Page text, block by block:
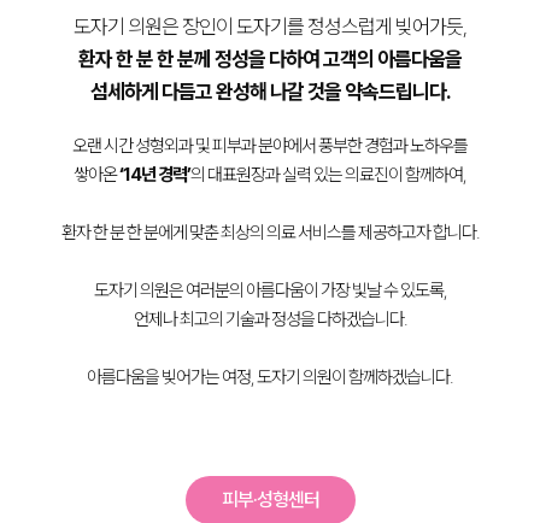
도자기 의원은 장인이 도자기를 정성스럽게 빚어가듯,
환자 한 분 한 분께 정성을 다하여 고객의 아름다움을
섬세하게 다듬고 완성해 나갈 것을 약속드립니다.
오랜 시간 성형외과 및 피부과 분야에서 풍부한 경험과 노하우를
쌓아온‘14년 경력’의 대표원장과 실력 있는 의료진이 함께하여,
환자 한 분 한 분에게 맞춘 최상의 의료 서비스를 제공하고자 합니다.
도자기 의원은 여러분의 아름다움이 가장 빛날 수 있도록,
언제나 최고의 기술과 정성을 다하겠습니다.
아름다움을 빚어가는 여정, 도자기 의원이 함께하겠습니다.
피부·성형센터